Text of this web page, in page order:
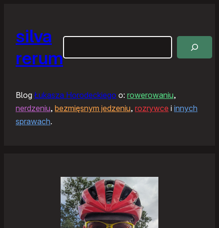
silva
rerum
Blog Łukasza Horodeckiego o: rowerowaniu,
nerdzeniu, bezmięsnym jedzeniu, rozrywce i innych
sprawach.